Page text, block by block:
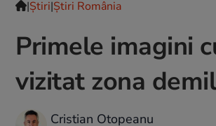
|Ştiri|Știri România
Primele imagini
vizitat zona
Cristian Otopeanu